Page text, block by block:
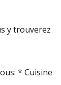
y trouverez
* Cuisine